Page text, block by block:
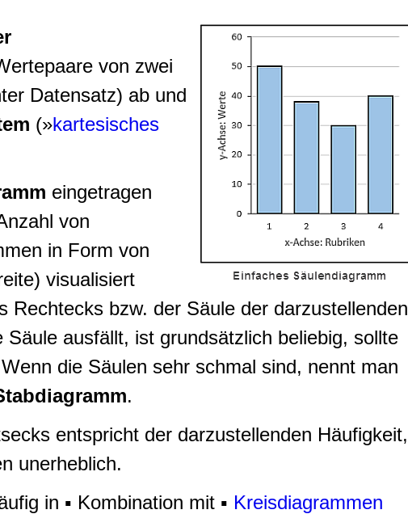
von zwei
Datensatz) ab und
(»kartesisches
eingetragen
von
in Form von
visualisiert
Rechtecks bzw. der Säule der darzustellenden
ausfällt, ist grundsätzlich beliebig, sollte
die Säulen sehr schmal sind, nennt man
.
entspricht der darzustellenden Häufigkeit,
unerheblich.
in ▪ Kombination mit ▪ Kreisdiagrammen